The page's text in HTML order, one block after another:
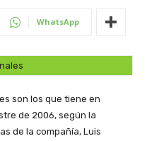
WhatsApp
son los que tiene en
de 2006, según la
de la compañía, Luis